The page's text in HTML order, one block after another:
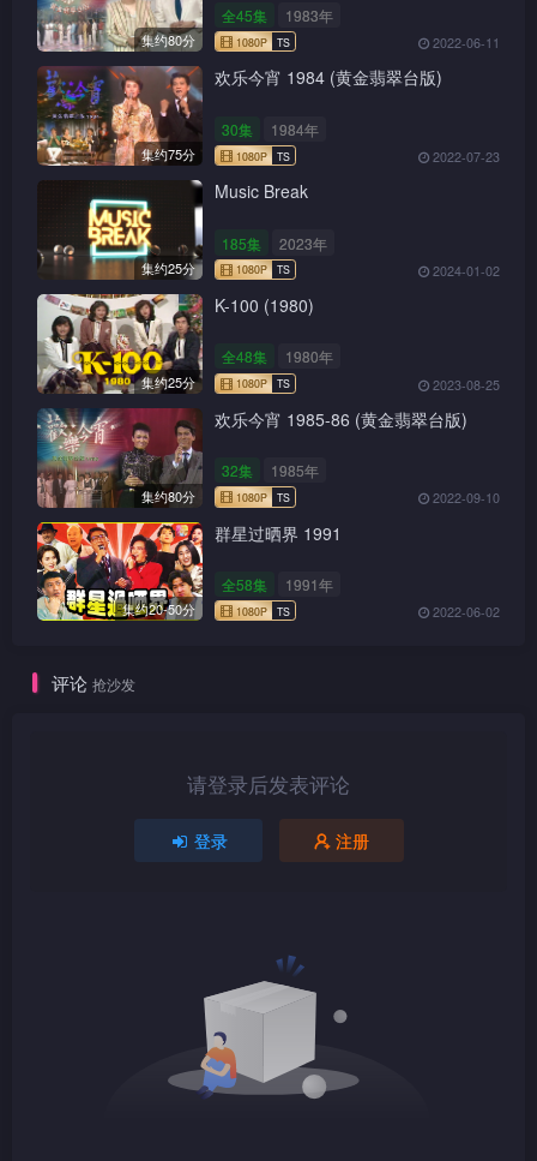
集约80分
全45集 1983年
2022-06-11
集约75分
欢乐今宵 1984 (黄金翡翠台版)
30集 1984年
1080P TS
2022-07-23
集约25分
Music Break
185集 2023年
1080P
2024-01-02
集约25分
K-100 (1980)
全48集 1980年
2023-08-25
集约80分
欢乐今宵 1985-86 (黄金翡翠台版)
32集 1985年
2022-09-10
集约20-50分
群星过晒界 1991
全58集 1991年
2022-06-02
评论 抢沙发
请登录后发表评论
登录 注册